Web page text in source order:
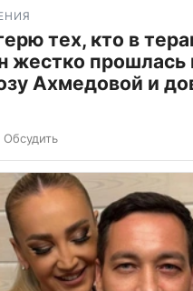
тех, кто в
жестко прошлась
Ахмедовой и
Обсудить